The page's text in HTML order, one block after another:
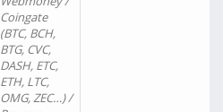
Coingate
(BTC, BCH,
BTG, CVC,
DASH, ETC,
ETH, LTC,
OMG, ZEC…) /